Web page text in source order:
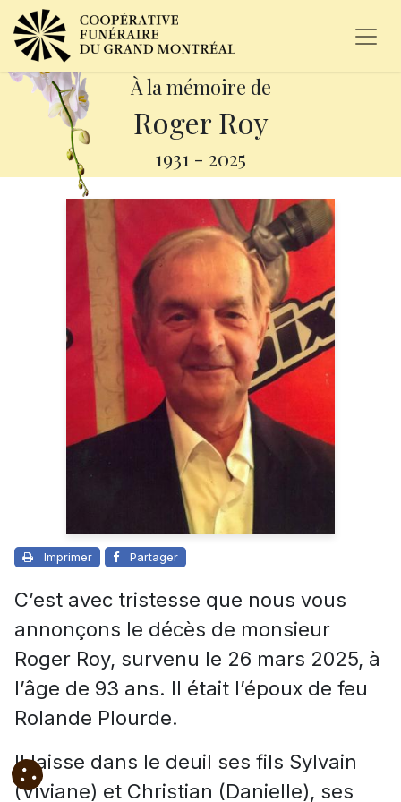
À la mémoire de
Roger Roy
1931 - 2025
Imprimer Partager
C’est avec tristesse que nous vous
annonçons le décès de monsieur
Roger Roy, survenu le 26 mars 2025, à
l’âge de 93 ans. Il était l’époux de feu
Rolande Plourde.
Il laisse dans le deuil ses fils Sylvain
(Viviane) et Christian (Danielle), ses